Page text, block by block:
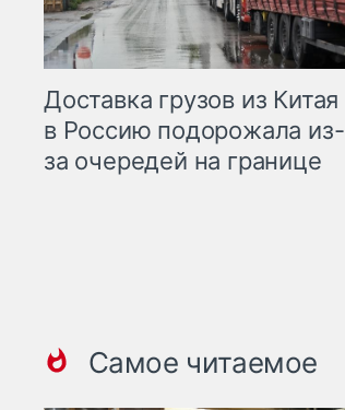
Доставка грузов из Китая
в Россию подорожала из-
за очередей на границе
Самое читаемое